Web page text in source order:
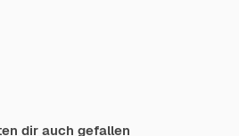
dir auch gefallen